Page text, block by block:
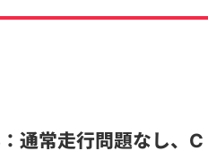
通常走行問題なし、C